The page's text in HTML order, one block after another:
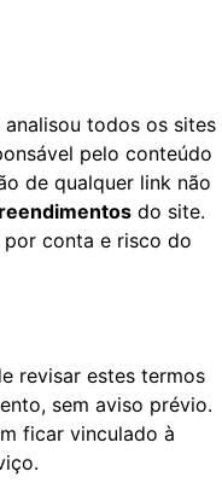
analisou todos os sites
pelo conteúdo
de qualquer link não
do site.
por conta e risco do
revisar estes termos
sem aviso prévio.
ficar vinculado à